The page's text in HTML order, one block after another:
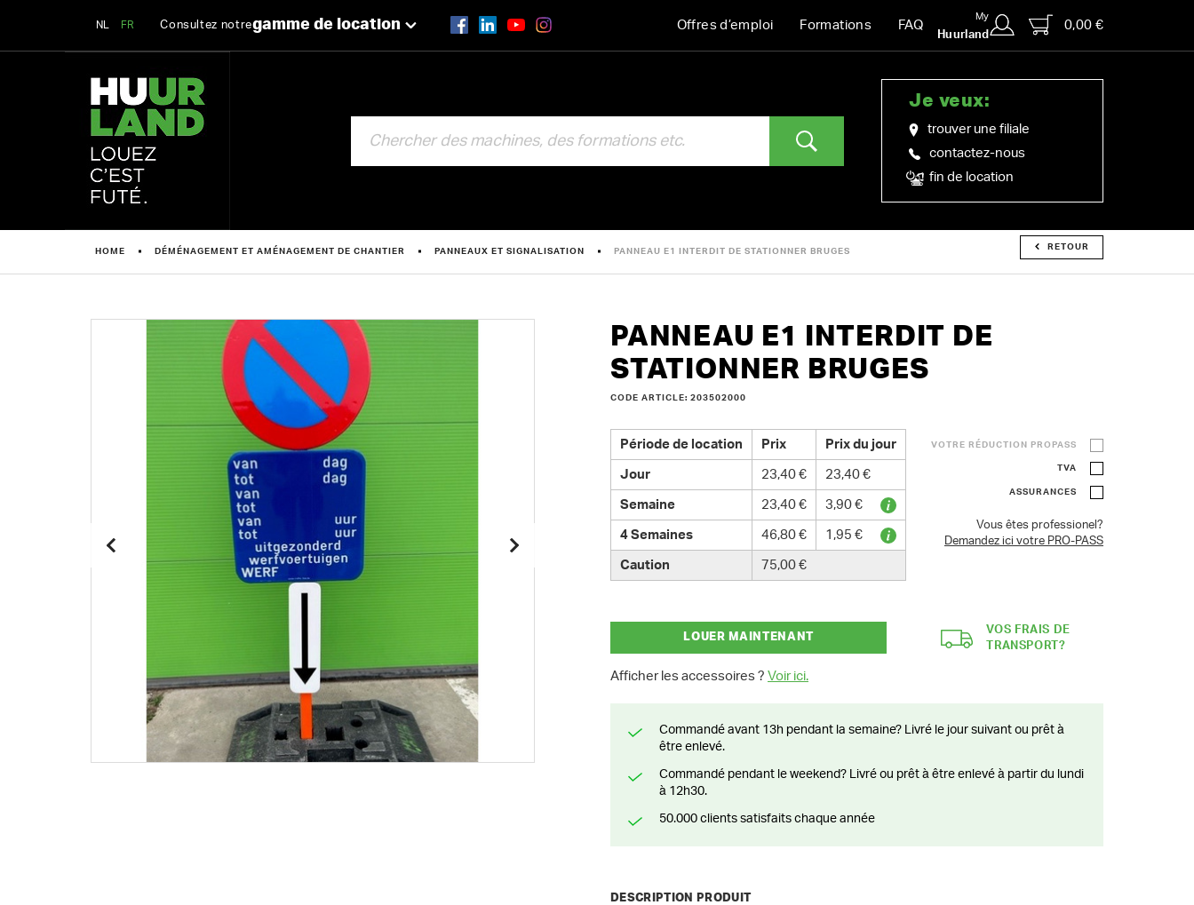
NL FR Consultez notregamme de location Offres d’emploi Formations FAQ
My
Huurland
0,00 €
Je veux:
trouver une filiale
contactez-nous
fin de location
HOME DÉMÉNAGEMENT ET AMÉNAGEMENT DE CHANTIER PANNEAUX ET SIGNALISATION PANNEAU E1 INTERDIT DE STATIONNER BRUGES RETOUR
PANNEAU E1 INTERDIT DE
STATIONNER BRUGES
CODE ARTICLE: 203502000
Période de location Prix Prix du jour
Jour 23,40 € 23,40 €
Semaine 23,40 € 3,90 €
4 Semaines 46,80 € 1,95 €
Caution 75,00 €
VOTRE RÉDUCTION PROPASS
TVA
ASSURANCES
Vous êtes professionel?
Demandez ici votre PRO-PASS
LOUER MAINTENANT
Afficher les accessoires ? Voir ici.
VOS FRAIS DE
TRANSPORT?
Commandé avant 13h pendant la semaine? Livré le jour suivant ou prêt à
être enlevé.
Commandé pendant le weekend? Livré ou prêt à être enlevé à partir du lundi
à 12h30.
50.000 clients satisfaits chaque année
DESCRIPTION PRODUIT